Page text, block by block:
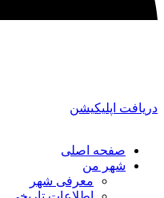
اپلیکیشن
صفحه اصلی
شهر من
معرفی شهر